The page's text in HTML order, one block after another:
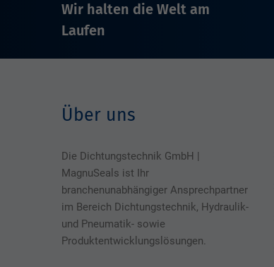
Wir halten die Welt am
Laufen
Über uns
Die Dichtungstechnik GmbH |
MagnuSeals ist Ihr
branchenunabhängiger Ansprechpartner
im Bereich Dichtungstechnik, Hydraulik-
und Pneumatik- sowie
Produktentwicklungslösungen.